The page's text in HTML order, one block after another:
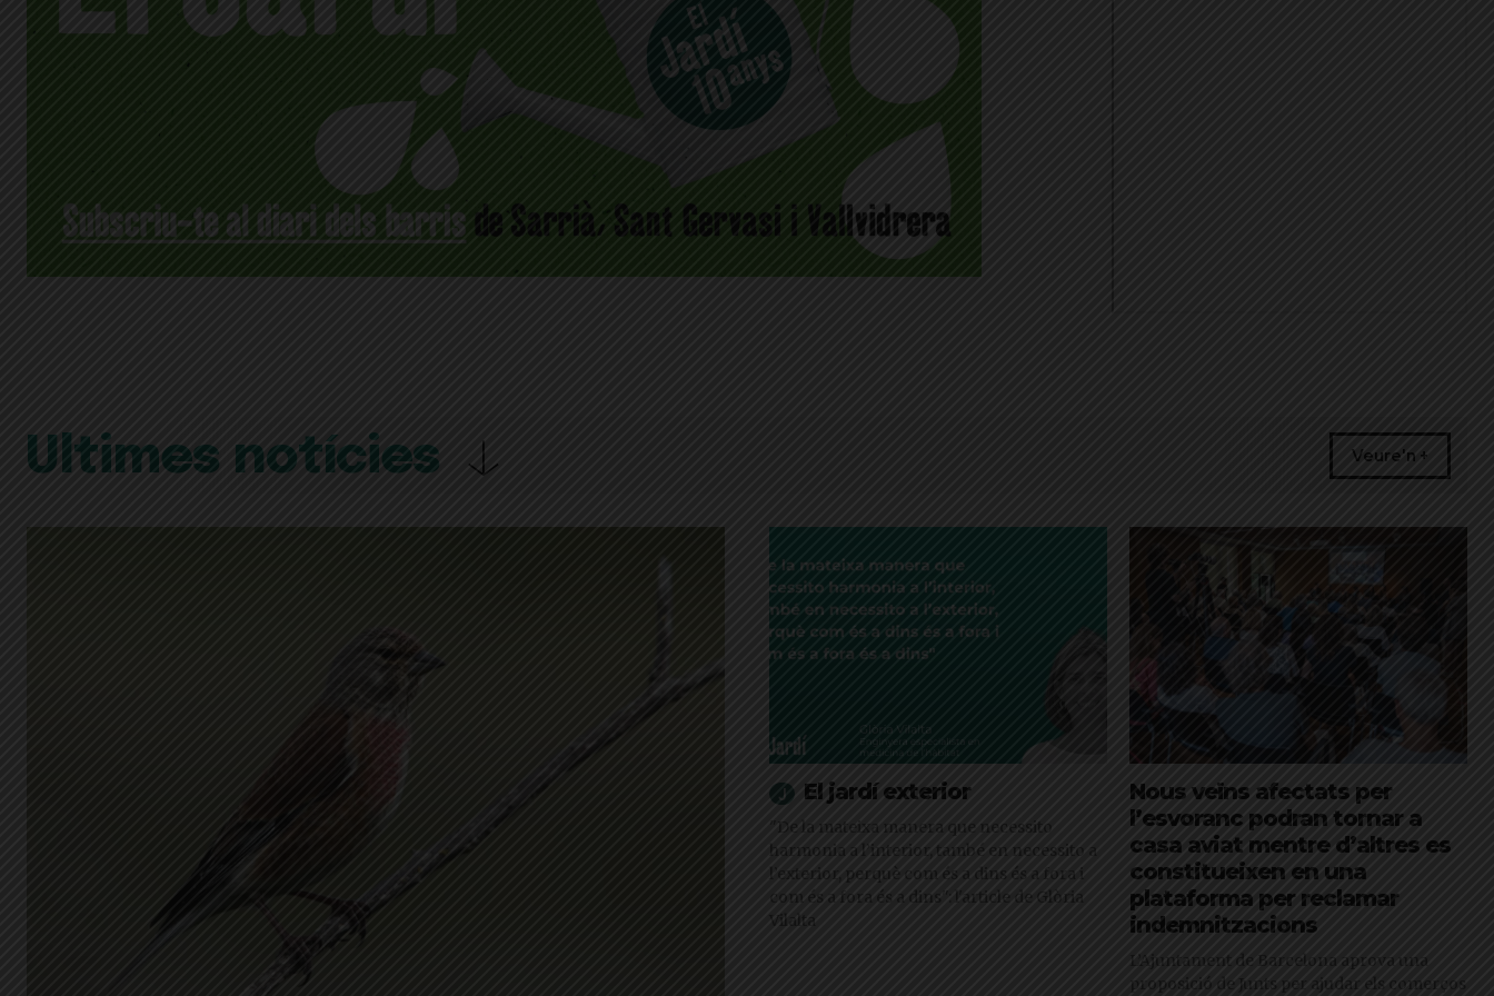
Últimes notícies Veure'n +
El jardí exterior
"De la mateixa manera que necessito
harmonia a l’interior, també en necessito a
l’exterior, perquè com és a dins és a fora i
com és a fora és a dins": l'article de Glòria
Vilalta
Nous veïns afectats per
l’esvoranc podran tornar a
casa aviat mentre d’altres es
constitueixen en una
plataforma per reclamar
indemnitzacions
L’Ajuntament de Barcelona aprova una
proposició de Junts per ajudar els comerços